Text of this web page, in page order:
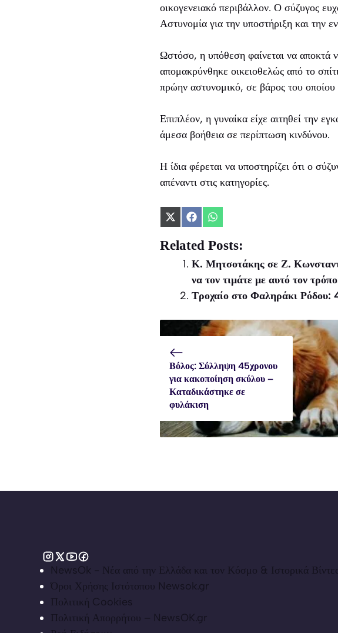
οικογενειακό περιβάλλον. Ο σύζυγος
Αστυνομία για την υποστήριξη και την
Ωστόσο, η υπόθεση φαίνεται να αποκτά
απομακρύνθηκε οικειοθελώς από το
πρώην αστυνομικό, σε βάρος του οποίου
Επιπλέον, η γυναίκα είχε αιτηθεί την
άμεσα βοήθεια σε περίπτωση κινδύνου.
Η ίδια φέρεται να υποστηρίζει ότι ο
απέναντι στις κατηγορίες.
Share
X
(Twitter)
Share
Facebook
Share
WhatsApp
Related Posts:
Κ. Μητσοτάκης σε Ζ.
να τον τιμάτε με αυτό τον
Τροχαίο στο Φαληράκι Ρόδου:
Βόλος: Σύλληψη 45χρονου
για κακοποίηση σκύλου –
Καταδικάστηκε σε
φυλάκιση
NewsOk - Νέα από την Ελλάδα και τον Κόσμο & Ιστορικά
Όροι Χρήσης Ιστότοπου Newsok.gr
Πολιτική Cookies
Πολιτική Απορρήτου – NewsOK.gr